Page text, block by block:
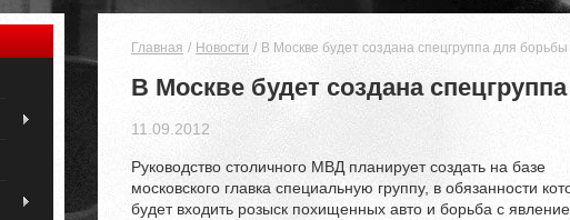
Главная Новости В Москве будет создана спецгруппа для борьбы
В Москве будет создана
11.09.2012
Руководство столичного МВД планирует создать на базе
московского главка специальную группу, в обязанности
будет входить розыск похищенных авто и борьба с